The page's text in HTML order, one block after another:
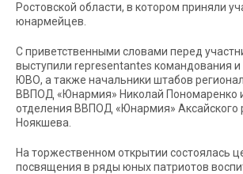
Ростовской области, в котором приняли
юнармейцев.
С приветственными словами перед
выступили representantes командования
ЮВО, а также начальники штабов
ВВПОД «Юнармия» Николай Пономаренко
отделения ВВПОД «Юнармия» Аксайского
Ноякшева.
На торжественном открытии состоялась
посвящения в ряды юных патриотов